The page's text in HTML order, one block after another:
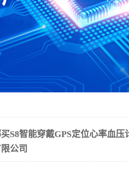
S8智能穿戴GPS定位心率血
公司